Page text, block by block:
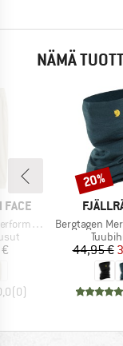
NÄMÄ
FACE
SW Pant
(0)
MERKKI
Tuote
Bergtagen Merino
44,95 €
Alennus
20%